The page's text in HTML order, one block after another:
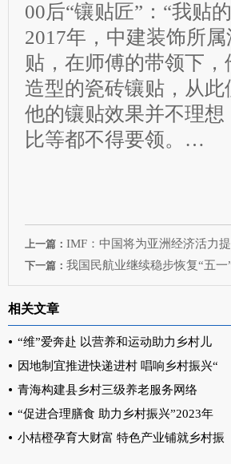
00后“镶贴匠”：“我贴
2017年，中建装饰所
贴，在师傅的带领下
造型的瓷砖镶贴，从
他的镶贴效果并不理
比等都不得要领。…
上一篇： IMF：中国将为亚洲经济活力
下一篇： 我国民航业继续稳步恢复“五
相关文章
“维”爱奔赴 以营养和运动助力乡村儿
因地制宜推进快递进村 唱响乡村振兴“
青海构建县乡村三级养老服务网络
“促进合理膳食 助力乡村振兴”2023年
小桔橙孕育大财富 特色产业铺就乡村振